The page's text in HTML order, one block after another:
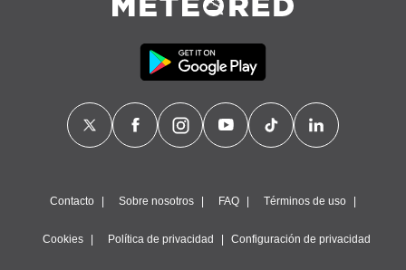
Contacto Sobre nosotros FAQ Términos de uso
Cookies Política de privacidad Configuración de privacidad